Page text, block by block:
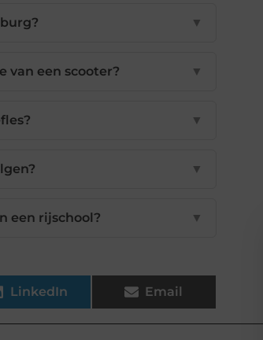
▼
van een scooter? ▼
▼
▼
een rijschool? ▼
LinkedIn Email